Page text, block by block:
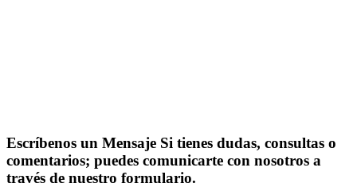
Escríbenos un Mensaje Si tienes dudas, consultas o
comentarios; puedes comunicarte con nosotros a
través de nuestro formulario.